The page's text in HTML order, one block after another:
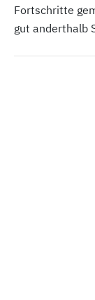
Fortschritte
gut anderthalb